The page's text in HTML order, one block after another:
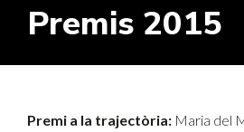
Premis 2015
Premi a la trajectòria: Maria del